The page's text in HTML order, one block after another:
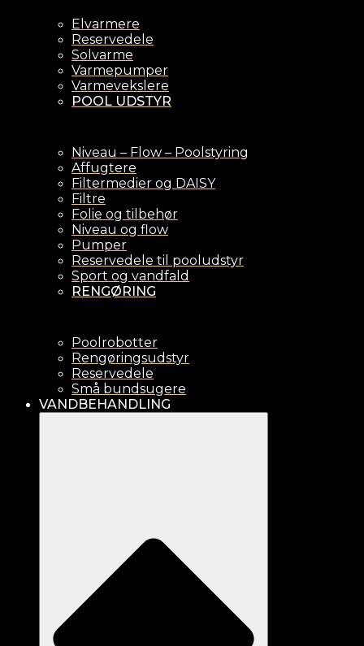
Elvarmere
Reservedele
Solvarme
Varmepumper
Varmevekslere
POOL UDSTYR
Niveau – Flow – Poolstyring
Affugtere
Filtermedier og DAISY
Filtre
Folie og tilbehør
Niveau og flow
Pumper
Reservedele til pooludstyr
Sport og vandfald
RENGØRING
Poolrobotter
Rengøringsudstyr
Reservedele
Små bundsugere
VANDBEHANDLING